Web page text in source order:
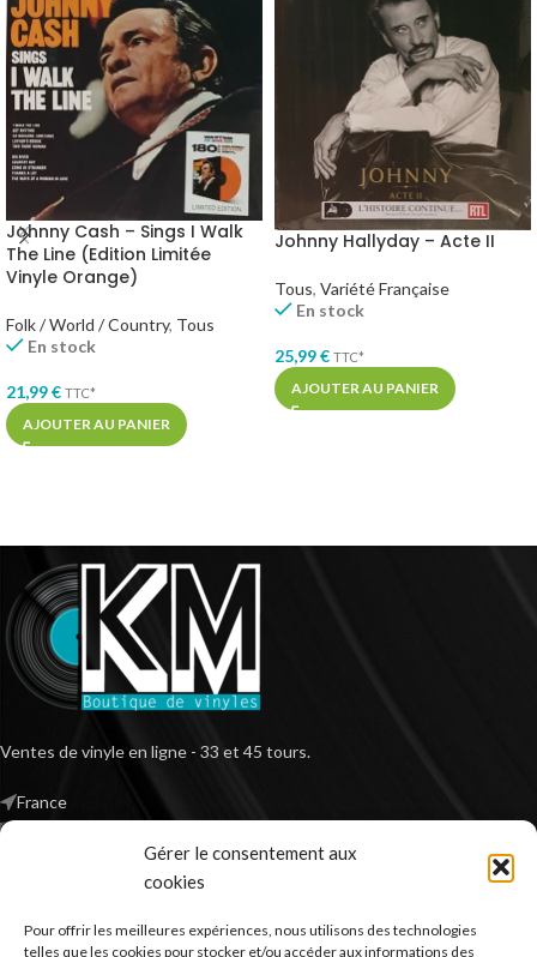
Gérer le consentement aux
cookies
Pour offrir les meilleures expériences, nous utilisons des technologies
telles que les cookies pour stocker et/ou accéder aux informations des
Johnny Cash – Sings I Walk
The Line (Edition Limitée
Vinyle Orange)
Folk / World / Country, Tous
En stock
21,99€ TTC*
AJOUTER AU PANIER
Johnny Hallyday – Acte II
Tous, Variété Française
En stock
25,99€ TTC*
AJOUTER AU PANIER
Ventes de vinyle en ligne - 33 et 45 tours.
France
*TVA non applicable – article 293 B du CGI